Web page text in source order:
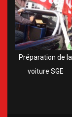
Préparation de la
voiture SGE